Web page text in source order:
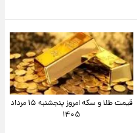
قیمت طلا و سکه امروز پنجشنبه ۱۵ مرداد
۱۴۰۵